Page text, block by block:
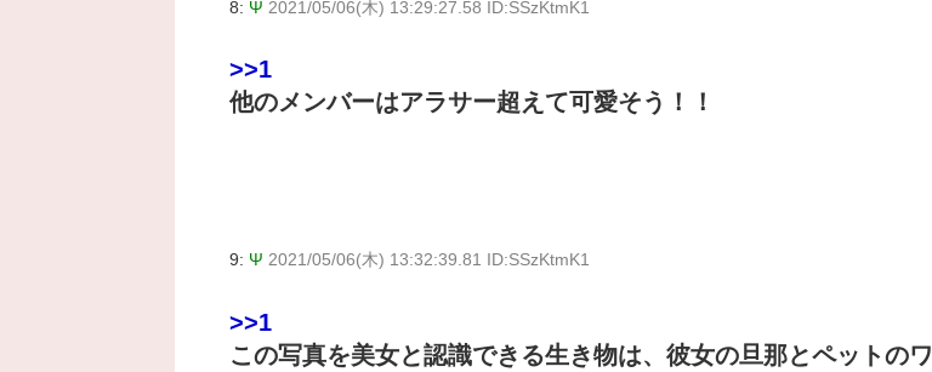
8: Ψ 2021/05/06(木) 13:29:27.58 ID:SSzKtmK1
>>1
他のメンバーはアラサー超えて可愛そう！！
9: Ψ 2021/05/06(木) 13:32:39.81 ID:SSzKtmK1
>>1
この写真を美女と認識できる生き物は、彼女の旦那とペットのワ